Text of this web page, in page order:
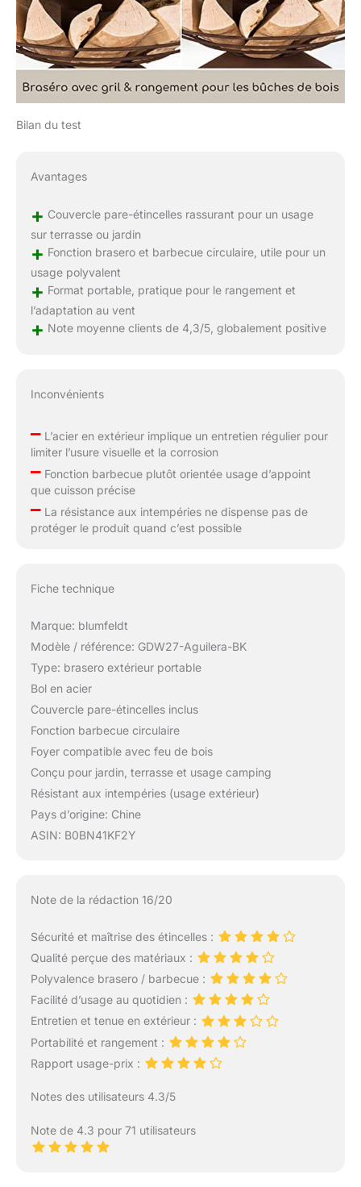
Bilan du test
Avantages
+ Couvercle pare-étincelles rassurant pour un usage
sur terrasse ou jardin
+ Fonction brasero et barbecue circulaire, utile pour un
usage polyvalent
+ Format portable, pratique pour le rangement et
l’adaptation au vent
+ Note moyenne clients de 4,3/5, globalement positive
Inconvénients
–L’acier en extérieur implique un entretien régulier pour
limiter l’usure visuelle et la corrosion
–Fonction barbecue plutôt orientée usage d’appoint
que cuisson précise
–La résistance aux intempéries ne dispense pas de
protéger le produit quand c’est possible
Fiche technique
Marque: blumfeldt
Modèle / référence: GDW27-Aguilera-BK
Type: brasero extérieur portable
Bol en acier
Couvercle pare-étincelles inclus
Fonction barbecue circulaire
Foyer compatible avec feu de bois
Conçu pour jardin, terrasse et usage camping
Résistant aux intempéries (usage extérieur)
Pays d’origine: Chine
ASIN: B0BN41KF2Y
Note de la rédaction 16/20
Sécurité et maîtrise des étincelles :
Qualité perçue des matériaux :
Polyvalence brasero / barbecue :
Facilité d’usage au quotidien :
Entretien et tenue en extérieur :
Portabilité et rangement :
Rapport usage-prix :
Notes des utilisateurs 4.3/5
Note de 4.3 pour 71 utilisateurs